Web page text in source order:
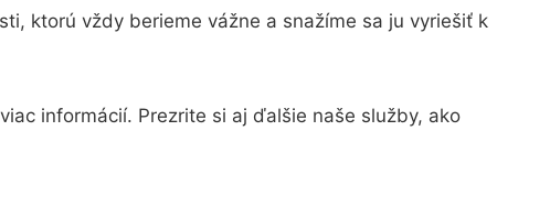
ktorú vždy berieme vážne a snažíme sa ju vyriešiť k
informácií. Prezrite si aj ďalšie naše služby, ako